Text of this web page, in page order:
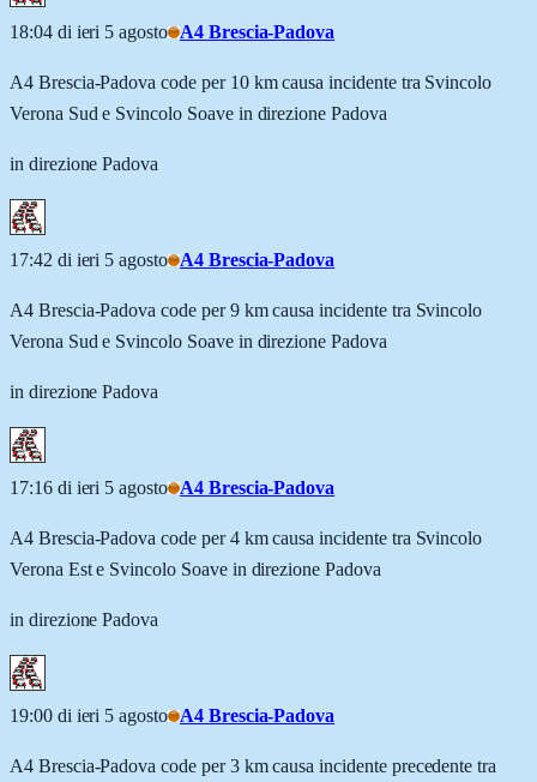
18:04 di ieri 5 agosto A4 Brescia-Padova
A4 Brescia-Padova code per 10 km causa incidente tra Svincolo
Verona Sud e Svincolo Soave in direzione Padova
in direzione Padova
17:42 di ieri 5 agosto A4 Brescia-Padova
A4 Brescia-Padova code per 9 km causa incidente tra Svincolo
Verona Sud e Svincolo Soave in direzione Padova
in direzione Padova
17:16 di ieri 5 agosto A4 Brescia-Padova
A4 Brescia-Padova code per 4 km causa incidente tra Svincolo
Verona Est e Svincolo Soave in direzione Padova
in direzione Padova
19:00 di ieri 5 agosto A4 Brescia-Padova
A4 Brescia-Padova code per 3 km causa incidente precedente tra